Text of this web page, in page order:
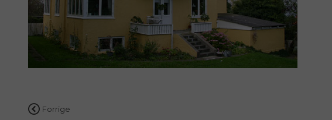
Indlægsnavigation
Forrige